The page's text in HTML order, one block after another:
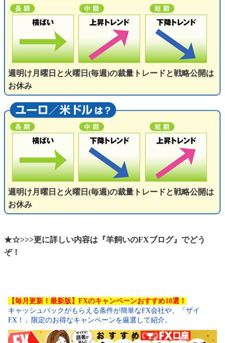
週明け月曜日と火曜日(毎週)の裁量トレードと戦略公開は
お休み
週明け月曜日と火曜日(毎週)の裁量トレードと戦略公開は
お休み
★☆>>>更に詳しい内容は『羊飼いのFXブログ』でどう
ぞ！
【毎月更新！最新版】FXのキャンペーンおすすめ10選！
キャッシュバックがもらえる条件が簡単なFX会社や、「ザイ
FX！」限定のお得なキャンペーンを厳選して紹介。